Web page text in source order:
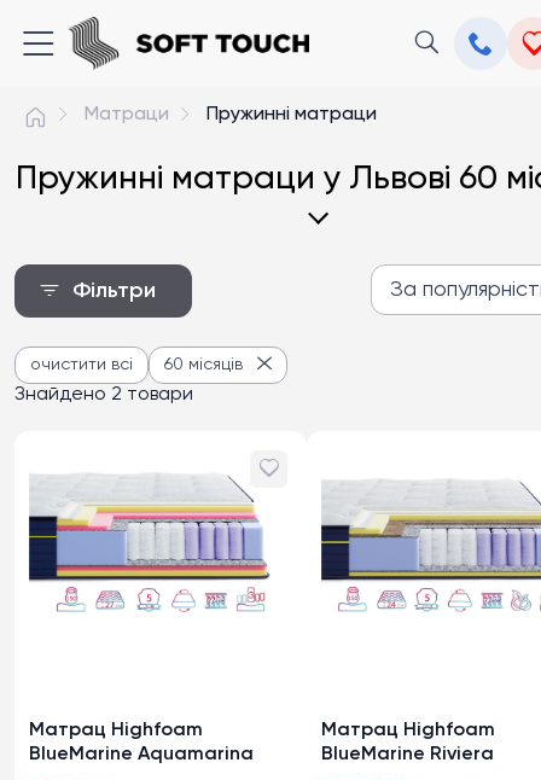
Матраци Пружинні матраци
Пружинні матраци у Львові 60
Фільтри За
Знайдено 2 товари
очистити всі 60 місяців
Матрац Highfoam
BlueMarine Aquamarina
Матрац Highfoam
BlueMarine Riviera